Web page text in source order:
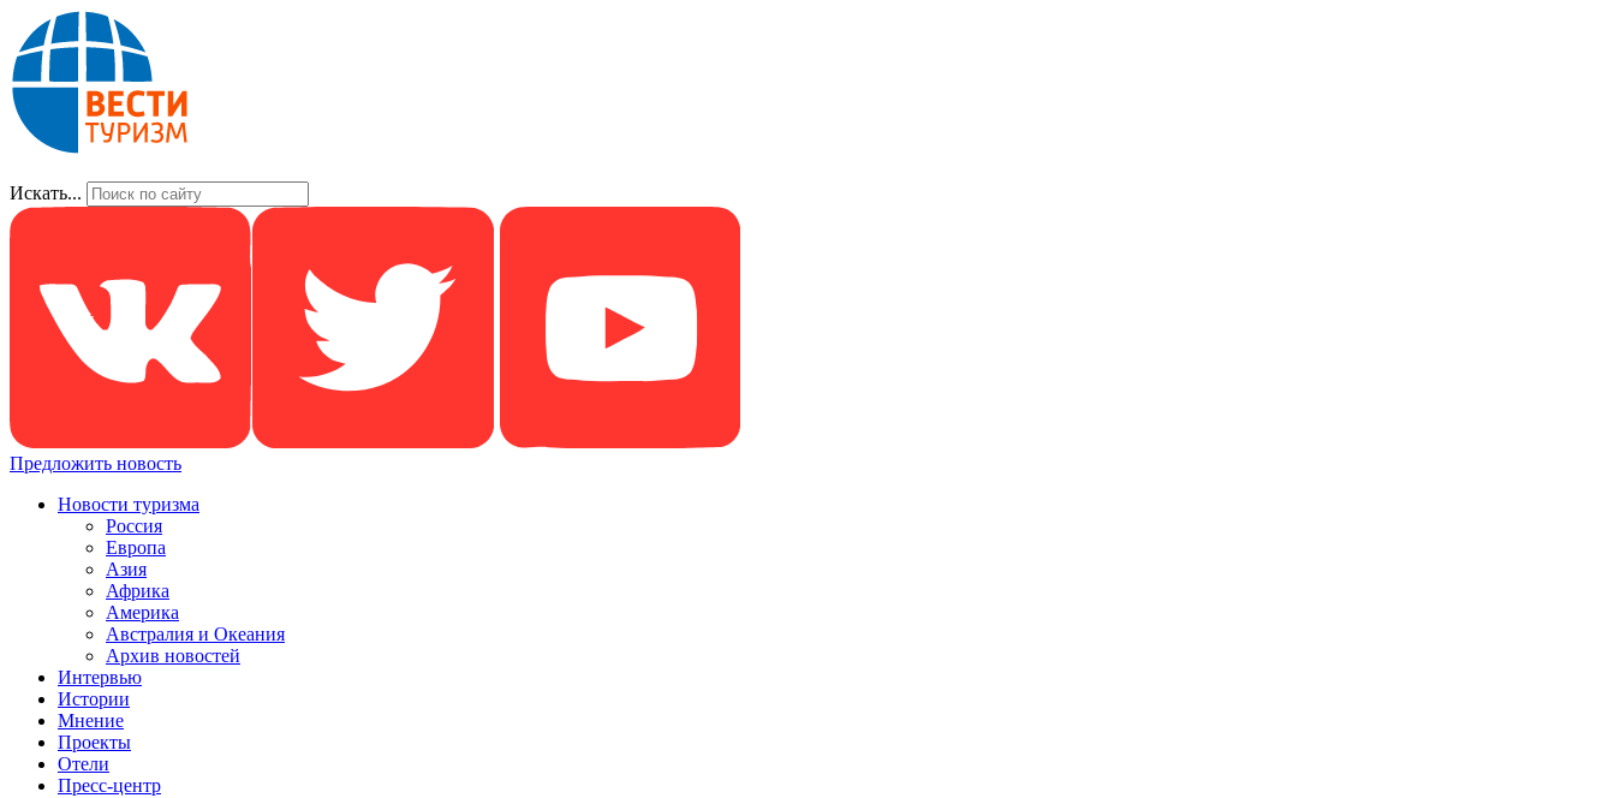
Искать...
Предложить новость
Новости туризма
Россия
Европа
Азия
Африка
Америка
Австралия и Океания
Архив новостей
Интервью
Истории
Мнение
Проекты
Отели
Пресс-центр